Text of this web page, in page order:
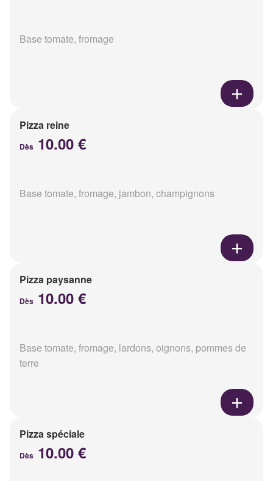
Base tomate, fromage
Pizza reine
Dès 10.00 €
Base tomate, fromage, jambon, champignons
Pizza paysanne
Dès 10.00 €
Base tomate, fromage, lardons, oignons, pommes de
terre
Pizza spéciale
Dès 10.00 €